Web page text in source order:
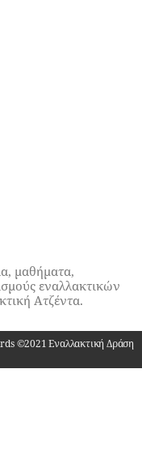
μαθήματα,
εναλλακτικών
Ατζέντα.
©2021 Εναλλακτική Δράση